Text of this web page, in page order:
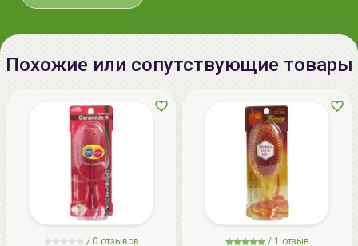
Похожие или сопутствующие товары
/ 0 отзывов / 1 отзыв